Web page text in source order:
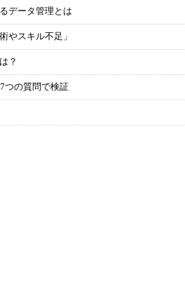
データ管理とは
やスキル不足」
？
つの質問で検証